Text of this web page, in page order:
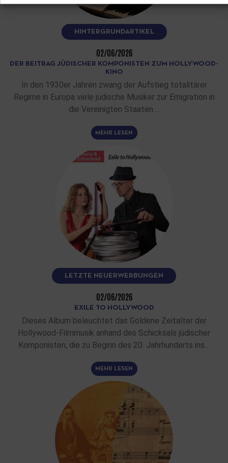
HINTERGRUNDARTIKEL
02/06/2026
DER BEITRAG JÜDISCHER KOMPONISTEN ZUM HOLLYWOOD-
KINO
In den 1930er Jahren zwang der Aufstieg totalitärer
Regime in Europa viele jüdische Musiker zur Emigration in
die Vereinigten Staaten.…
MEHR LESEN
LETZTE NEUERWERBUNGEN
02/06/2026
EXILE TO HOLLYWOOD
Dieses Album beleuchtet das Goldene Zeitalter der
Hollywood-Filmmusik anhand des Schicksals jüdischer
Komponisten, die zu Beginn des 20. Jahrhunderts ins…
MEHR LESEN